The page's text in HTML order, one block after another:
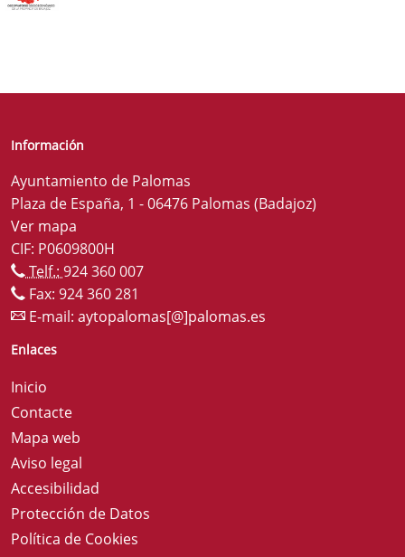
Información
Ayuntamiento de Palomas
Plaza de España, 1 - 06476 Palomas (Badajoz)
Ver mapa
CIF: P0609800H
Telf.: 924 360 007
Fax: 924 360 281
E-mail: aytopalomas[@]palomas.es
Enlaces
Inicio
Contacte
Mapa web
Aviso legal
Accesibilidad
Protección de Datos
Política de Cookies